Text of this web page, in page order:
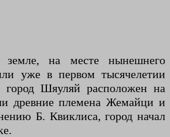
на месте нынешнего
уже в первом тысячелетии
Шяуляй расположен на
древние племена Жемайци и
Б. Квиклиса, город начал